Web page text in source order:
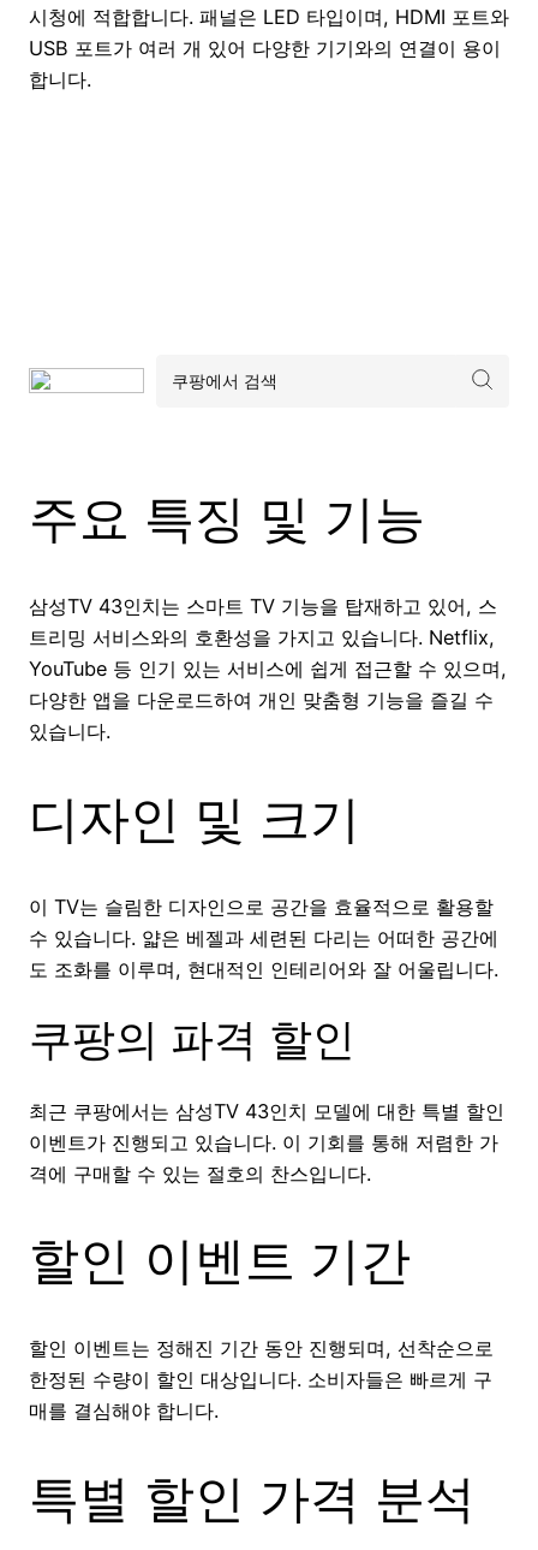
시청에 적합합니다. 패널은 LED 타입이며, HDMI 포트와
USB 포트가 여러 개 있어 다양한 기기와의 연결이 용이
합니다.
주요 특징 및 기능
삼성TV 43인치는 스마트 TV 기능을 탑재하고 있어, 스
트리밍 서비스와의 호환성을 가지고 있습니다. Netflix,
YouTube 등 인기 있는 서비스에 쉽게 접근할 수 있으며,
다양한 앱을 다운로드하여 개인 맞춤형 기능을 즐길 수
있습니다.
디자인 및 크기
이 TV는 슬림한 디자인으로 공간을 효율적으로 활용할
수 있습니다. 얇은 베젤과 세련된 다리는 어떠한 공간에
도 조화를 이루며, 현대적인 인테리어와 잘 어울립니다.
쿠팡의 파격 할인
최근 쿠팡에서는 삼성TV 43인치 모델에 대한 특별 할인
이벤트가 진행되고 있습니다. 이 기회를 통해 저렴한 가
격에 구매할 수 있는 절호의 찬스입니다.
할인 이벤트 기간
할인 이벤트는 정해진 기간 동안 진행되며, 선착순으로
한정된 수량이 할인 대상입니다. 소비자들은 빠르게 구
매를 결심해야 합니다.
특별 할인 가격 분석